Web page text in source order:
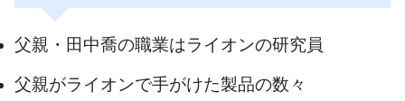
父親・田中喬の職業はライオンの研究員
父親がライオンで手がけた製品の数々